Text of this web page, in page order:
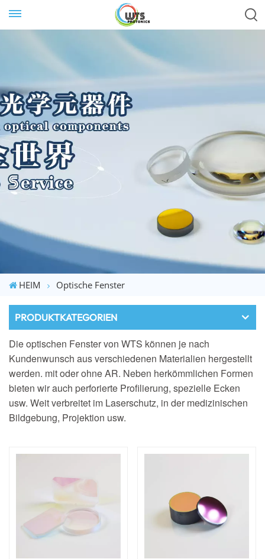
HEIM Optische Fenster
PRODUKTKATEGORIEN
Die optischen Fenster von WTS können je nach
Kundenwunsch aus verschiedenen Materialien hergestellt
werden. mit oder ohne AR. Neben herkömmlichen Formen
bieten wir auch perforierte Profilierung, spezielle Ecken
usw. Weit verbreitet im Laserschutz, in der medizinischen
Bildgebung, Projektion usw.